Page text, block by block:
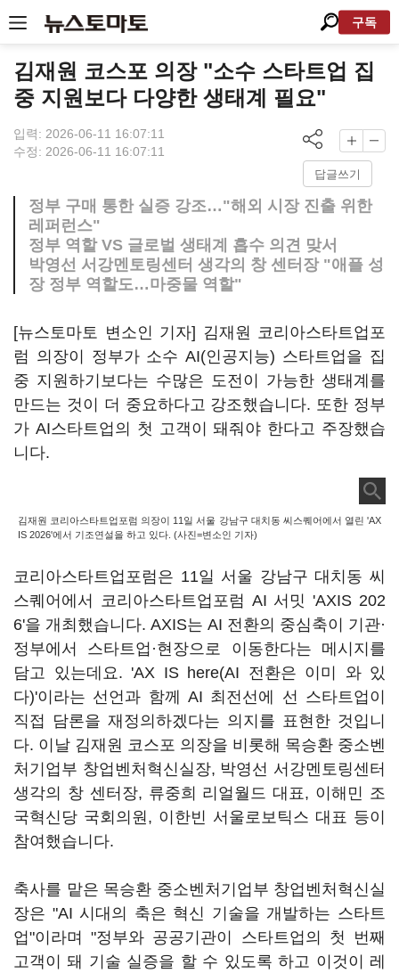
구독
김재원 코스포 의장 "소수 스타트업 집
중 지원보다 다양한 생태계 필요"
입력: 2026-06-11 16:07:11
수정: 2026-06-11 16:07:11
답글쓰기
정부 구매 통한 실증 강조…"해외 시장 진출 위한
레퍼런스"
정부 역할 VS 글로벌 생태계 흡수 의견 맞서
박영선 서강멘토링센터 생각의 창 센터장 "애플 성
장 정부 역할도…마중물 역할"
[뉴스토마토 변소인 기자] 김재원 코리아스타트업포
럼 의장이 정부가 소수 AI(인공지능) 스타트업을 집
중 지원하기보다는 수많은 도전이 가능한 생태계를
만드는 것이 더 중요하다고 강조했습니다. 또한 정부
가 AI스타트업의 첫 고객이 돼줘야 한다고 주장했습
니다.
김재원 코리아스타트업포럼 의장이 11일 서울 강남구 대치동 씨스퀘어에서 열린 'AX
IS 2026'에서 기조연설을 하고 있다. (사진=변소인 기자)
코리아스타트업포럼은 11일 서울 강남구 대치동 씨
스퀘어에서 코리아스타트업포럼 AI 서밋 'AXIS 202
6'을 개최했습니다. AXIS는 AI 전환의 중심축이 기관·
정부에서 스타트업·현장으로 이동한다는 메시지를
담고 있는데요. 'AX IS here(AI 전환은 이미 와 있
다)'이라는 선언과 함께 AI 최전선에 선 스타트업이
직접 담론을 재정의하겠다는 의지를 표현한 것입니
다. 이날 김재원 코스포 의장을 비롯해 목승환 중소벤
처기업부 창업벤처혁신실장, 박영선 서강멘토링센터
생각의 창 센터장, 류중희 리얼월드 대표, 이해민 조
국혁신당 국회의원, 이한빈 서울로보틱스 대표 등이
참여했습니다.
축사를 맡은 목승환 중소벤처기업부 창업벤처혁신실
장은 "AI 시대의 축은 혁신 기술을 개발하는 스타트
업"이라며 "정부와 공공기관이 스타트업의 첫 번째
고객이 돼 기술 실증을 할 수 있도록 하고 이것이 레